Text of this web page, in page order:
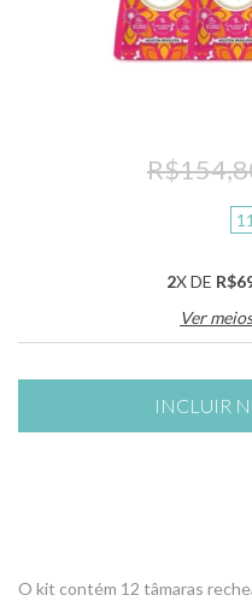
11
2X DE
Ver
O kit contém 12 tâmaras